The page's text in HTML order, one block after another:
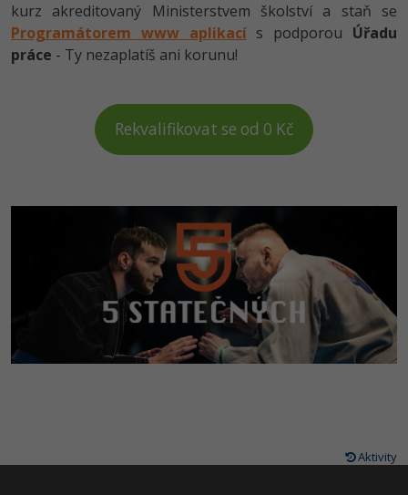
kurz akreditovaný Ministerstvem školství a staň se
Programátorem www aplikacís podporou Úřadu
práce - Ty nezaplatíš ani korunu!
Rekvalifikovat se od 0 Kč
Aktivity